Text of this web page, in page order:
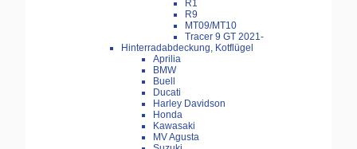
R1
R9
MT09/MT10
Tracer 9 GT 2021-
Hinterradabdeckung, Kotflügel
Aprilia
BMW
Buell
Ducati
Harley Davidson
Honda
Kawasaki
MV Agusta